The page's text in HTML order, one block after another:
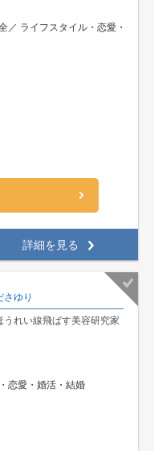
／ ライフスタイル・恋愛・
詳細を見る
さゆり
れい線飛ばす美容研究家
恋愛・婚活・結婚